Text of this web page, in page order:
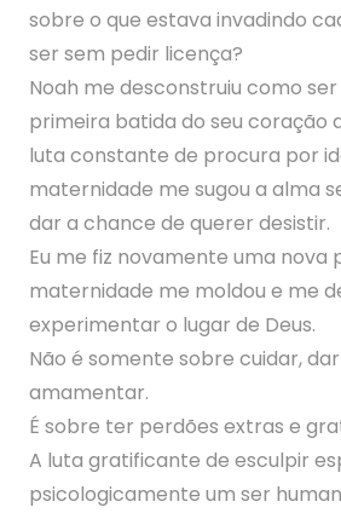
sobre o que estava invadindo
ser sem pedir licença?
Noah me desconstruiu como
primeira batida do seu coração
luta constante de procura por
maternidade me sugou a alma
dar a chance de querer desistir.
Eu me fiz novamente uma nova
maternidade me moldou e me
experimentar o lugar de Deus.
Não é somente sobre cuidar,
amamentar.
É sobre ter perdões extras e
A luta gratificante de esculpir
psicologicamente um ser